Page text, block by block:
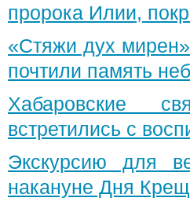
пророка Илии,
«Стяжи дух
почтили память
Хабаровские
встретились с
Экскурсию для
накануне Дня